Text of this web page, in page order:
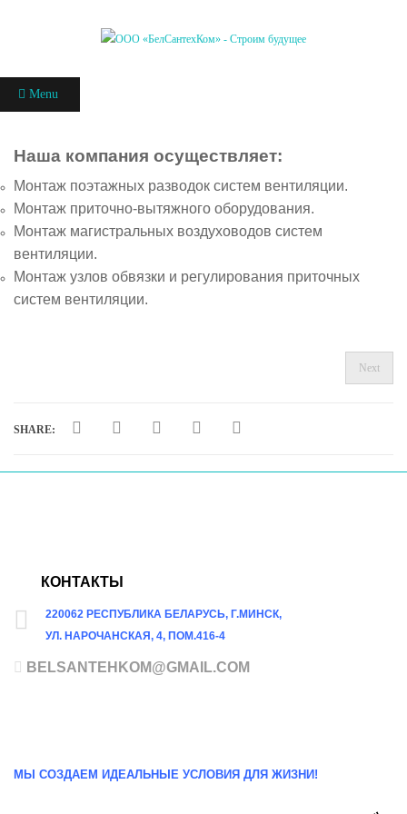
Menu
Наша компания осуществляет:
Монтаж поэтажных разводок систем вентиляции.
Монтаж приточно-вытяжного оборудования.
Монтаж магистральных воздуховодов систем
вентиляции.
Монтаж узлов обвязки и регулирования приточных
систем вентиляции.
Next
SHARE:
КОНТАКТЫ
220062 РЕСПУБЛИКА БЕЛАРУСЬ, Г.МИНСК,
УЛ. НАРОЧАНСКАЯ, 4, ПОМ.416-4
BELSANTEHKOM@GMAIL.COM
МЫ СОЗДАЕМ ИДЕАЛЬНЫЕ УСЛОВИЯ ДЛЯ ЖИЗНИ!